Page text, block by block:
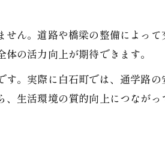
土木工事の現場で重視される
土木分野で重視される品質管
信頼される土木工事の特徴と実
ん。道路や橋梁の整備によっ
の活力向上が期待できます。
。実際に白石町では、通学路
生活環境の質的向上につながっ